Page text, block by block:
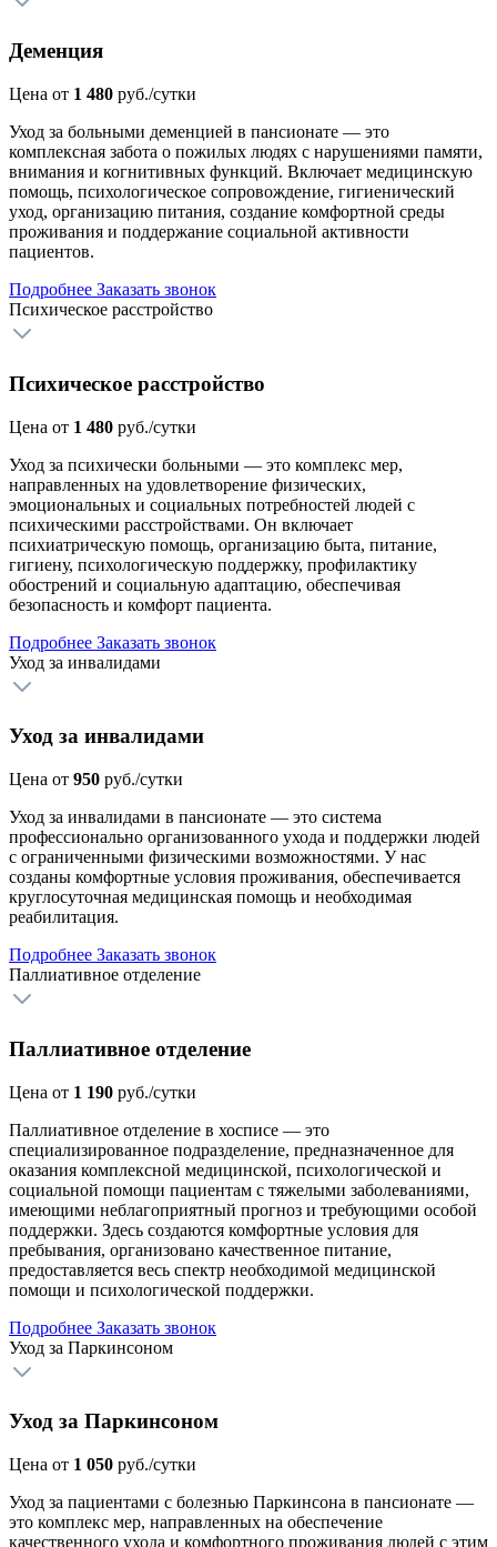
Деменция
Цена от 1 480 руб./сутки
Уход за больными деменцией в пансионате — это
комплексная забота о пожилых людях с нарушениями памяти,
внимания и когнитивных функций. Включает медицинскую
помощь, психологическое сопровождение, гигиенический
уход, организацию питания, создание комфортной среды
проживания и поддержание социальной активности
пациентов.
Подробнее Заказать звонок
Психическое расстройство
Психическое расстройство
Цена от 1 480 руб./сутки
Уход за психически больными — это комплекс мер,
направленных на удовлетворение физических,
эмоциональных и социальных потребностей людей с
психическими расстройствами. Он включает
психиатрическую помощь, организацию быта, питание,
гигиену, психологическую поддержку, профилактику
обострений и социальную адаптацию, обеспечивая
безопасность и комфорт пациента.
Подробнее Заказать звонок
Уход за инвалидами
Уход за инвалидами
Цена от 950 руб./сутки
Уход за инвалидами в пансионате — это система
профессионально организованного ухода и поддержки людей
с ограниченными физическими возможностями. У нас
созданы комфортные условия проживания, обеспечивается
круглосуточная медицинская помощь и необходимая
реабилитация.
Подробнее Заказать звонок
Паллиативное отделение
Паллиативное отделение
Цена от 1 190 руб./сутки
Паллиативное отделение в хосписе — это
специализированное подразделение, предназначенное для
оказания комплексной медицинской, психологической и
социальной помощи пациентам с тяжелыми заболеваниями,
имеющими неблагоприятный прогноз и требующими особой
поддержки. Здесь создаются комфортные условия для
пребывания, организовано качественное питание,
предоставляется весь спектр необходимой медицинской
помощи и психологической поддержки.
Подробнее Заказать звонок
Уход за Паркинсоном
Уход за Паркинсоном
Цена от 1 050 руб./сутки
Уход за пациентами с болезнью Паркинсона в пансионате —
это комплекс мер, направленных на обеспечение
качественного ухода и комфортного проживания людей с этим